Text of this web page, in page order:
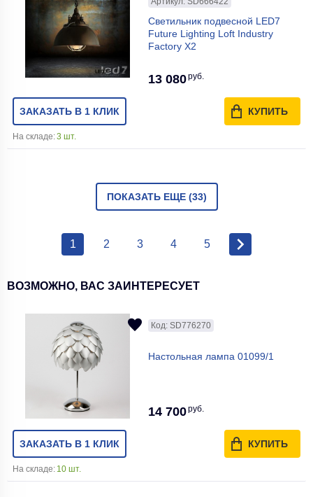
Светильник подвесной LED7
Future Lighting Loft Industry
Factory X2
13 080руб.
ЗАКАЗАТЬ В 1 КЛИК КУПИТЬ
На складе:3 шт.
ПОКАЗАТЬ ЕЩЕ (33)
1 2 3 4 5
ВОЗМОЖНО, ВАС ЗАИНТЕРЕСУЕТ
Код: SD776270
Настольная лампа 01099/1
14 700руб.
ЗАКАЗАТЬ В 1 КЛИК КУПИТЬ
На складе: 10 шт.